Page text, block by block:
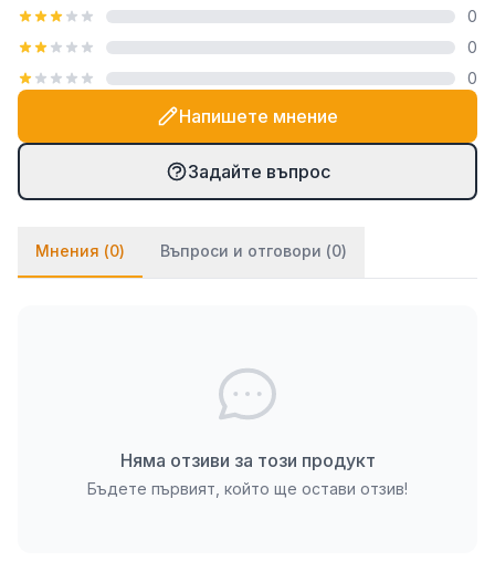
посредством закачалка тип "гребен", която е
включена в комплекта. При PVC паната частите
се монтират на стената посредством
двойнозалепващо се тиксо. Ако ще се монтират
върху стена с тапет, препоръчваме да използвате
и няколко капки лепило върху тиксото (всяко
бързозалепящо лепило като капчица, каноконлит
0
0
0
Напишете мнение
Задайте въпрос
Мнения (0) Въпроси и отговори (0)
Няма отзиви за този продукт
Бъдете първият, който ще остави отзив!